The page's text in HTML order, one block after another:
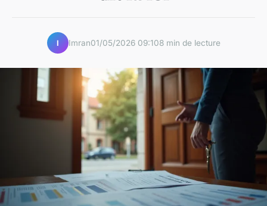
I Imran01/05/2026 09:108 min de lecture